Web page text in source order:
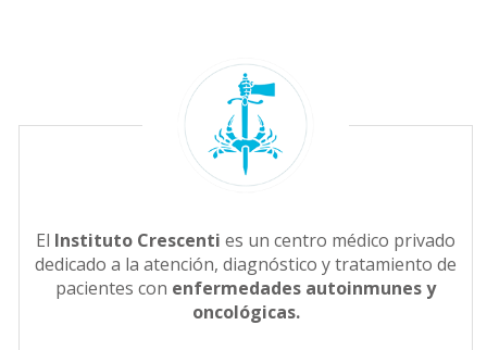
El Instituto Crescenti es un centro médico privado
dedicado a la atención, diagnóstico y tratamiento de
pacientes con enfermedades autoinmunes y
oncológicas.